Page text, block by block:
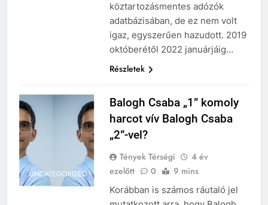
köztartozásmentes adózók
adatbázisában, de ez nem volt
igaz, egyszerűen hazudott. 2019
októberétől 2022 januárjáig…
Részletek
UNCATEGORIZED
Balogh Csaba „1” komoly
harcot vív Balogh Csaba
„2”-vel?
Tények Térségi
4 év
ezelőtt
0 9 mins
Korábban is számos ráutaló jel